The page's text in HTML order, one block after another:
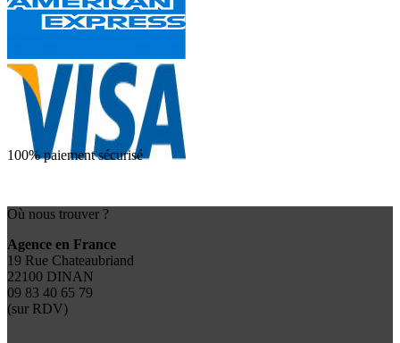
100% paiement sécurisé
Où nous trouver ?
Agence en France
19 Rue Chateaubriand
22100 DINAN
09 83 40 65 79
(sur RDV)